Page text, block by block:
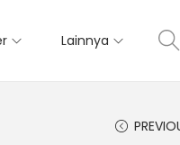
Lainnya